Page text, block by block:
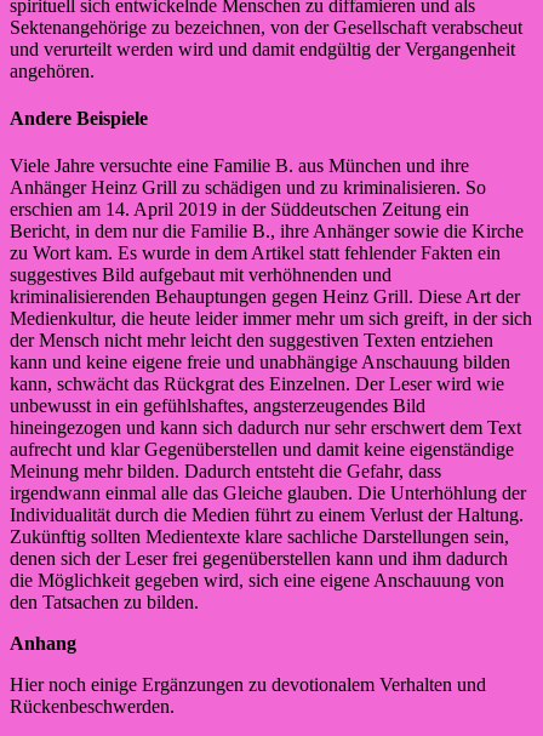
spirituell sich entwickelnde Menschen zu diffamieren und als
Sektenangehörige zu bezeichnen, von der Gesellschaft verabscheut
und verurteilt werden wird und damit endgültig der Vergangenheit
angehören.
Andere Beispiele
Viele Jahre versuchte eine Familie B. aus München und ihre
Anhänger Heinz Grill zu schädigen und zu kriminalisieren. So
erschien am 14. April 2019 in der Süddeutschen Zeitung ein
Bericht, in dem nur die Familie B., ihre Anhänger sowie die Kirche
zu Wort kam. Es wurde in dem Artikel statt fehlender Fakten ein
suggestives Bild aufgebaut mit verhöhnenden und
kriminalisierenden Behauptungen gegen Heinz Grill. Diese Art der
Medienkultur, die heute leider immer mehr um sich greift, in der sich
der Mensch nicht mehr leicht den suggestiven Texten entziehen
kann und keine eigene freie und unabhängige Anschauung bilden
kann, schwächt das Rückgrat des Einzelnen. Der Leser wird wie
unbewusst in ein gefühlshaftes, angsterzeugendes Bild
hineingezogen und kann sich dadurch nur sehr erschwert dem Text
aufrecht und klar Gegenüberstellen und damit keine eigenständige
Meinung mehr bilden. Dadurch entsteht die Gefahr, dass
irgendwann einmal alle das Gleiche glauben. Die Unterhöhlung der
Individualität durch die Medien führt zu einem Verlust der Haltung.
Zukünftig sollten Medientexte klare sachliche Darstellungen sein,
denen sich der Leser frei gegenüberstellen kann und ihm dadurch
die Möglichkeit gegeben wird, sich eine eigene Anschauung von
den Tatsachen zu bilden.
Anhang
Hier noch einige Ergänzungen zu devotionalem Verhalten und
Rückenbeschwerden.